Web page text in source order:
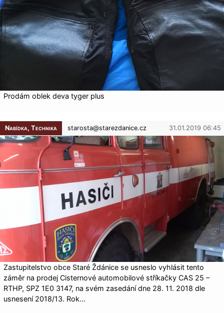
Prodám oblek deva tyger plus
Nabídka, Technika starosta@starezdanice.cz 31.01.2019 06:45
Zastupitelstvo obce Staré Ždánice se usneslo vyhlásit tento
záměr na prodej Cisternové automobilové stříkačky CAS 25 –
RTHP, SPZ 1E0 3147, na svém zasedání dne 28. 11. 2018 dle
usnesení 2018/13. Rok…